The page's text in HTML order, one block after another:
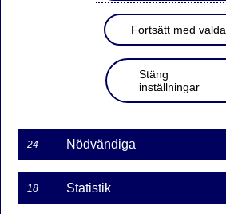
Fortsätt med valda
Stäng
inställningar
24 Nödvändiga
18 Statistik